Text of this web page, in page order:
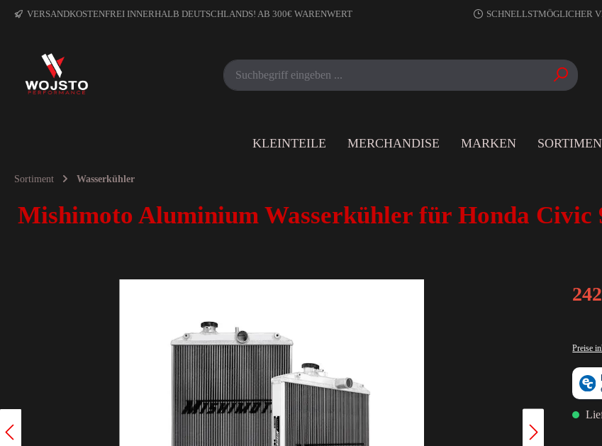
VERSANDKOSTENFREI INNERHALB DEUTSCHLANDS! AB 300€ WARENWERT SCHNELLSTMÖGLICHER
KLEINTEILE MERCHANDISE MARKEN
Sortiment Wasserkühler
Mishimoto Aluminium Wasserkühler für Honda Civic
Preise